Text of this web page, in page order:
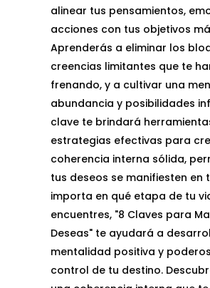
alinear tus pensamientos,
acciones con tus objetivos
Aprenderás a eliminar los
creencias limitantes que te
frenando, y a cultivar una
abundancia y posibilidades
clave te brindará
estrategias efectivas para
coherencia interna sólida,
tus deseos se manifiesten en
importa en qué etapa de tu
encuentres, "8 Claves para
Deseas" te ayudará a
mentalidad positiva y
control de tu destino.